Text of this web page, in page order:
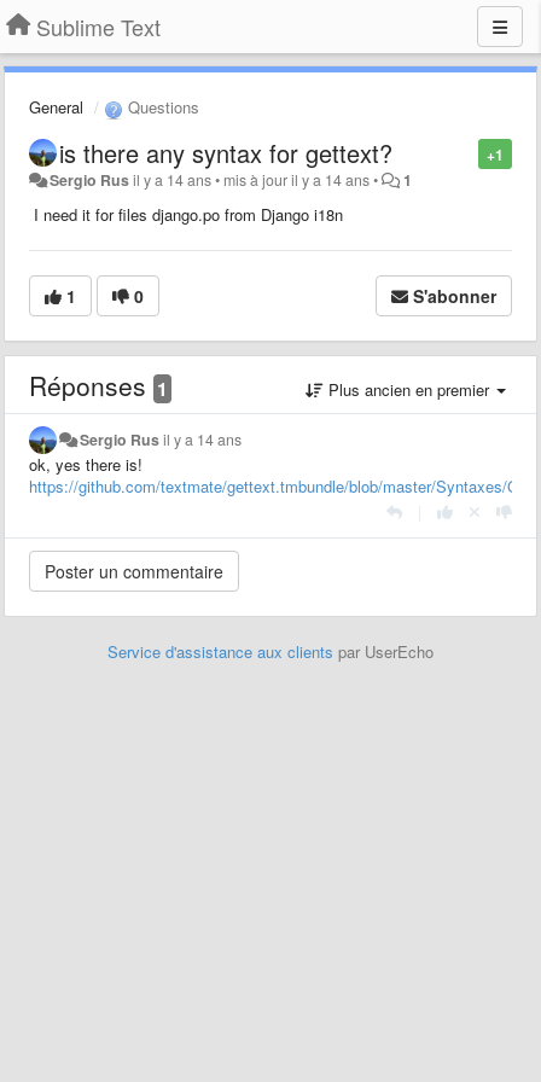
Sublime Text
General Questions
+1
is there any syntax for gettext?
Sergio Rusil y a 14 ans• mis à jouril y a 14 ans• 1
I need it for files django.po from Django i18n
1 0 S'abonner
Réponses 1 Plus ancien en premier
Sergio Rusil y a 14 ans
ok, yes there is!
https://github.com/textmate/gettext.tmbundle/blob/master/Syntaxes/
Service d'assistance aux clients par UserEcho